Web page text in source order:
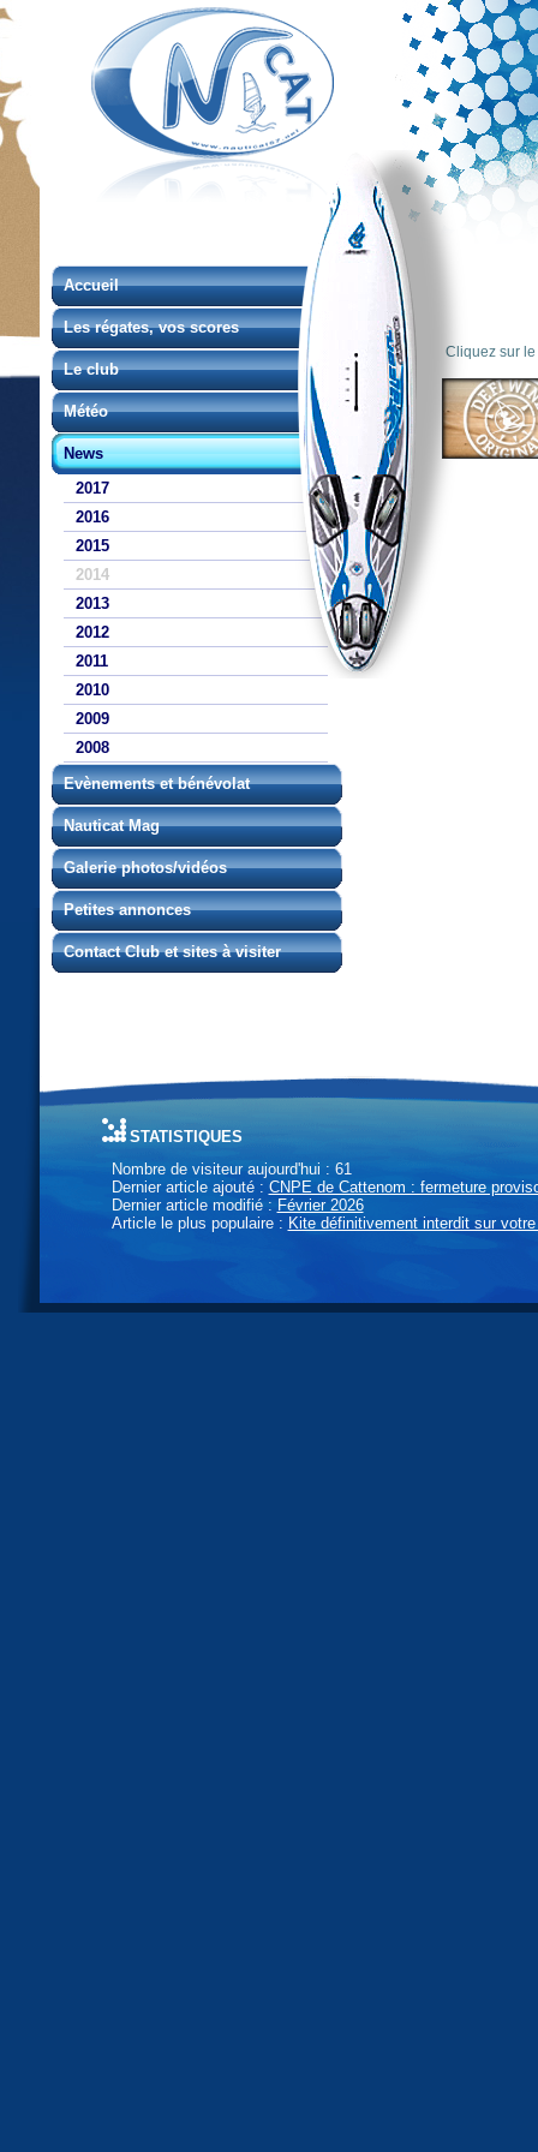
Accueil
Les régates, vos scores
Le club
Météo
News
2017
2016
2015
2014
2013
2012
2011
2010
2009
2008
Evènements et bénévolat
Nauticat Mag
Galerie photos/vidéos
Petites annonces
Contact Club et sites à visiter
Cliquez sur
statistiques
Nombre de visiteur aujourd'hui : 61
Dernier article ajouté : CNPE de Cattenom : fermeture
Dernier article modifié : Février 2026
Article le plus populaire : Kite définitivement interdit sur